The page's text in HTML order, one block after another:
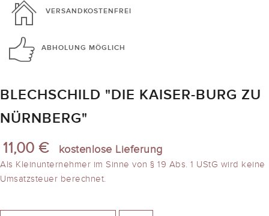
VERSANDKOSTENFREI
ABHOLUNG MÖGLICH
BLECHSCHILD "DIE KAISER-BURG ZU
NÜRNBERG"
11,00 € kostenlose Lieferung
Als Kleinunternehmer im Sinne von § 19 Abs. 1 UStG wird keine
Umsatzsteuer berechnet.